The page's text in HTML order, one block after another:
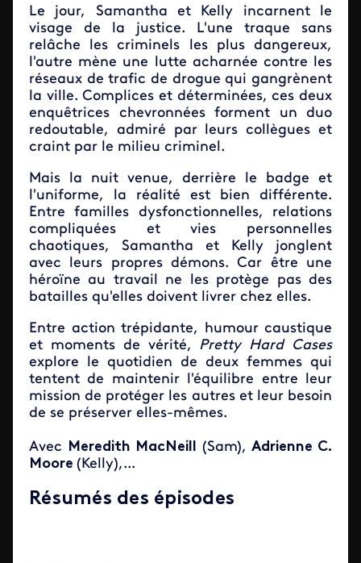
Le jour, Samantha et Kelly incarnent le
visage de la justice. L'une traque sans
relâche les criminels les plus dangereux,
l'autre mène une lutte acharnée contre les
réseaux de trafic de drogue qui gangrènent
la ville. Complices et déterminées, ces deux
enquêtrices chevronnées forment un duo
redoutable, admiré par leurs collègues et
craint par le milieu criminel.
Mais la nuit venue, derrière le badge et
l'uniforme, la réalité est bien différente.
Entre familles dysfonctionnelles, relations
compliquées et vies personnelles
chaotiques, Samantha et Kelly jonglent
avec leurs propres démons. Car être une
héroïne au travail ne les protège pas des
batailles qu'elles doivent livrer chez elles.
Entre action trépidante, humour caustique
et moments de vérité, Pretty Hard Cases
explore le quotidien de deux femmes qui
tentent de maintenir l'équilibre entre leur
mission de protéger les autres et leur besoin
de se préserver elles-mêmes.
Avec Meredith MacNeill (Sam), Adrienne C.
Moore (Kelly),...
Résumés des épisodes